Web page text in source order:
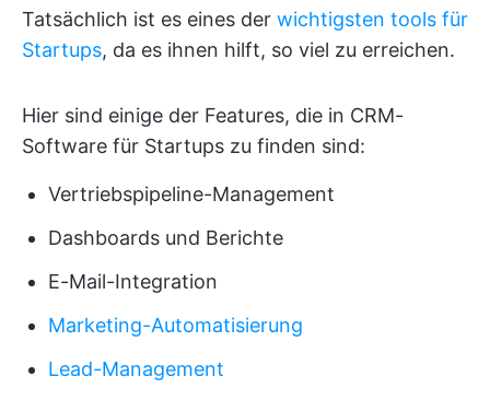
Tatsächlich ist es eines der wichtigsten tools für
Startups, da es ihnen hilft, so viel zu erreichen.
Hier sind einige der Features, die in CRM-
Software für Startups zu finden sind:
Vertriebspipeline-Management
Dashboards und Berichte
E-Mail-Integration
Marketing-Automatisierung
Lead-Management